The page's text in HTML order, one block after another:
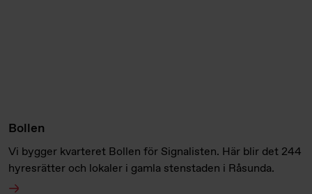
Bollen
Vi bygger kvarteret Bollen för Signalisten. Här blir det 244
hyresrätter och lokaler i gamla stenstaden i Råsunda.